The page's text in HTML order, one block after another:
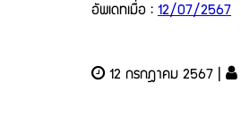
อัพเดทเมื่อ : 12/07/2567
12 กรกฎาคม 2567 |